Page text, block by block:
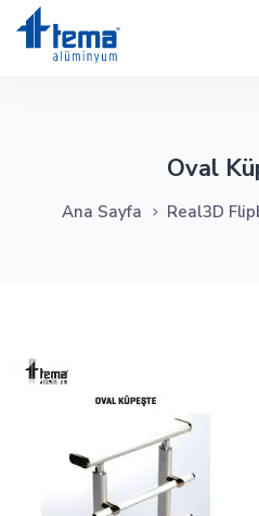
Oval
Ana Sayfa Real3D